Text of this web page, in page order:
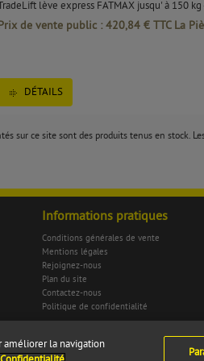
lève express FATMAX jusqu' à 150 kg
Prix de vente public : 420,84 € TTC La
DÉTAILS
sur ce site sont des produits tenus en stock.
Informations pratiques
Conditions générales de vente
Mentions légales
Rejoignez-nous
Plan du site
Contactez-nous
Politique de confidentialité
améliorer la navigation